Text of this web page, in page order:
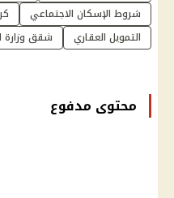
شروط الإسكان الاجتماعي
التمويل العقاري
شقق وزارة
محتوى مدفوع